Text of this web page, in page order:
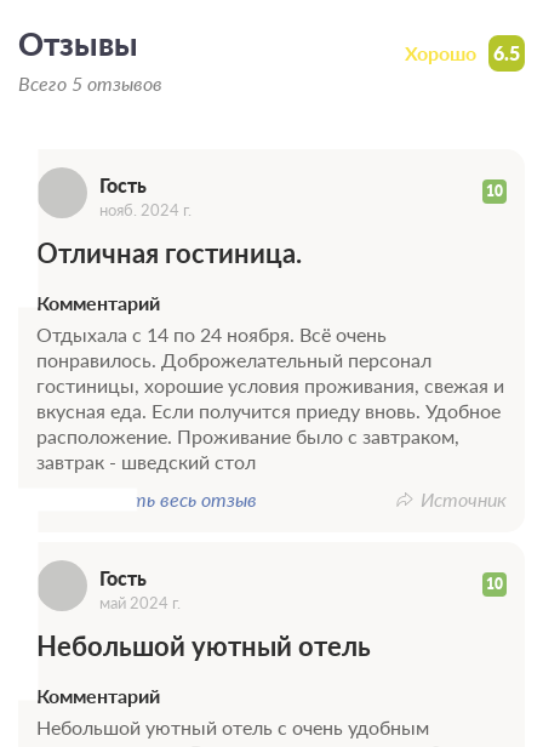
4 фото
22м
Ванная комната в номере
Общая ванная комната
Завтрак
Требуется предоплата
от 3 500
ЗА НОЧЬ ДЛЯ 1 ГОСТЯ
Забронировать
6.5
Хорошо
Отзывы
Всего 5 отзывов
Гость 10
нояб. 2024 г.
Отличная гостиница.
Комментарий
Отдыхала с 14 по 24 ноября. Всё очень
понравилось. Доброжелательный персонал
гостиницы, хорошие условия проживания, свежая и
вкусная еда. Если получится приеду вновь. Удобное
расположение. Проживание было с завтраком,
завтрак - шведский стол
Показать весь отзыв
Источник
Гость 10
май 2024 г.
Небольшой уютный отель
Комментарий
Небольшой уютный отель с очень удобным